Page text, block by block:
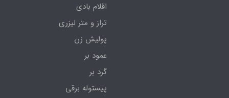
اقلام بادی
تراز و متر لیزری
پولیش زن
عمود بر
گرد بر
پیستوله برقی